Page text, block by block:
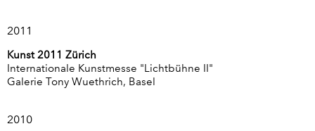
2011
Kunst 2011 Zürich
Internationale Kunstmesse "Lichtbühne II"
Galerie Tony Wuethrich, Basel
2010